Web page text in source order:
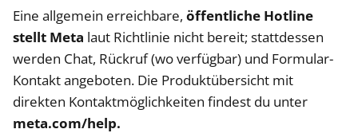
Eine allgemein erreichbare, öffentliche Hotline
stellt Meta laut Richtlinie nicht bereit; stattdessen
werden Chat, Rückruf (wo verfügbar) und Formular-
Kontakt angeboten. Die Produktübersicht mit
direkten Kontaktmöglichkeiten findest du unter
meta.com/help.